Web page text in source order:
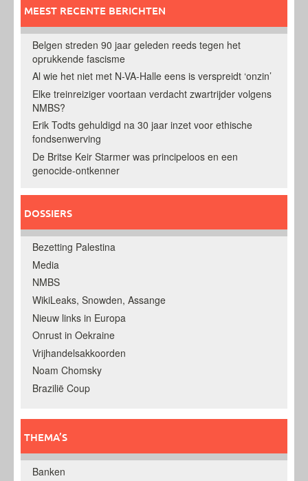
MEEST RECENTE BERICHTEN
Belgen streden 90 jaar geleden reeds tegen het
oprukkende fascisme
Al wie het niet met N-VA-Halle eens is verspreidt ‘onzin’
Elke treinreiziger voortaan verdacht zwartrijder volgens
NMBS?
Erik Todts gehuldigd na 30 jaar inzet voor ethische
fondsenwerving
De Britse Keir Starmer was principeloos en een
genocide-ontkenner
DOSSIERS
Bezetting Palestina
Media
NMBS
WikiLeaks, Snowden, Assange
Nieuw links in Europa
Onrust in Oekraine
Vrijhandelsakkoorden
Noam Chomsky
Brazilië Coup
THEMA’S
Banken